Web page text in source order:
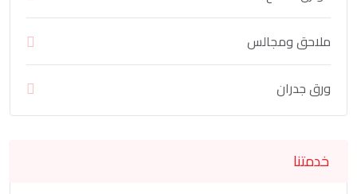
ملاحق ومجالس
ورق جدران
خدمتنا